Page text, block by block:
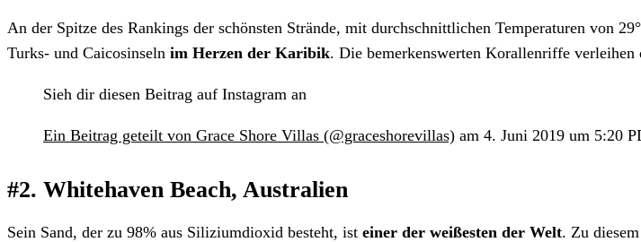
An der Spitze des Rankings der schönsten Strände, mit durchschnittlichen Temperaturen von
Turks- und Caicosinseln im Herzen der Karibik. Die bemerkenswerten Korallenriffe
Sieh dir diesen Beitrag auf Instagram an
Ein Beitrag geteilt von Grace Shore Villas (@graceshorevillas) am 4. Juni 2019 um 5:20
#2. Whitehaven Beach, Australien
Sein Sand, der zu 98% aus Siliziumdioxid besteht, ist einer der weißesten der Welt. Zu